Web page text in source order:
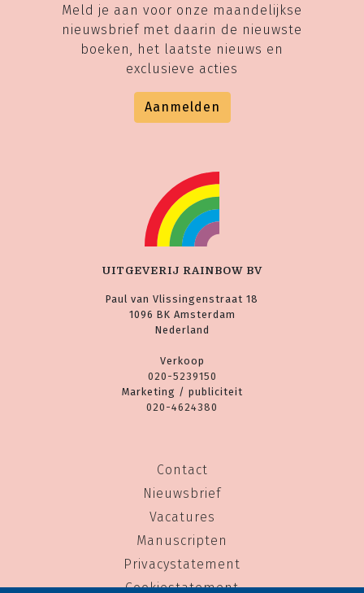
Meld je aan voor onze maandelijkse
nieuwsbrief met daarin de nieuwste
boeken, het laatste nieuws en
exclusieve acties
Aanmelden
UITGEVERIJ RAINBOW BV
Paul van Vlissingenstraat 18
1096 BK Amsterdam
Nederland
Verkoop
020-5239150
Marketing / publiciteit
020-4624380
Contact
Nieuwsbrief
Vacatures
Manuscripten
Privacystatement
Cookiestatement